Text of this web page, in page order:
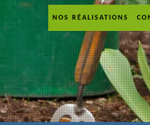
NOS RÉALISATIONS